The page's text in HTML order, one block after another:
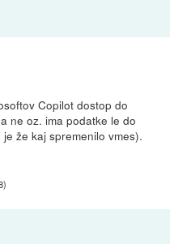
Copilot dostop do
ne oz. ima podatke le do
že kaj spremenilo vmes).
)